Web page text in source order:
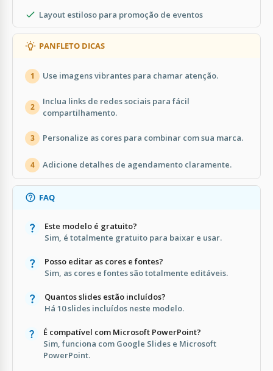
Layout estiloso para promoção de eventos
PANFLETO DICAS
1 Use imagens vibrantes para chamar atenção.
2
Inclua links de redes sociais para fácil
compartilhamento.
3 Personalize as cores para combinar com sua marca.
4 Adicione detalhes de agendamento claramente.
FAQ
Este modelo é gratuito?
Sim, é totalmente gratuito para baixar e usar.
Posso editar as cores e fontes?
Sim, as cores e fontes são totalmente editáveis.
Quantos slides estão incluídos?
Há 10 slides incluídos neste modelo.
É compatível com Microsoft PowerPoint?
Sim, funciona com Google Slides e Microsoft
PowerPoint.